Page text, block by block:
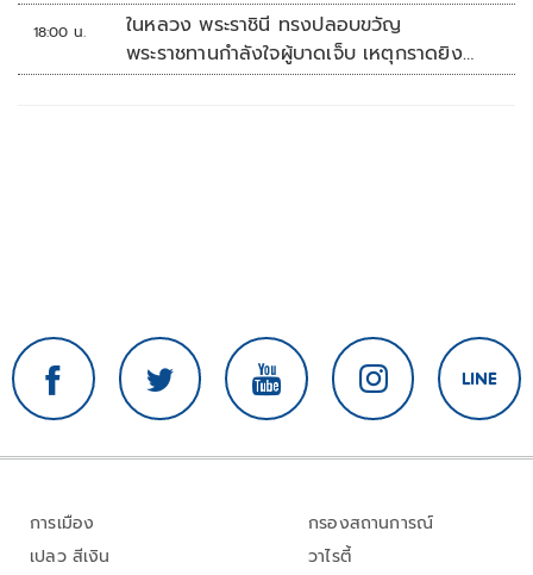
18:00 น.
ในหลวง พระราชินี ทรงปลอบขวัญ
พระราชทานกำลังใจผู้บาดเจ็บ เหตุกราดยิง
รร.เทพศิรินทร์นนทบุรี
การเมือง
เปลว สีเงิน
กรองสถานการณ์
วาไรตี้